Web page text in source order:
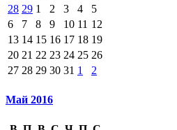
28 29 1 2 3 4
5
6
7 8 9 10 11 12
13 14 15 16 17 18 19
20 21 22 23 24 25 26
27 28 29 30 31 1 2
Май 2016